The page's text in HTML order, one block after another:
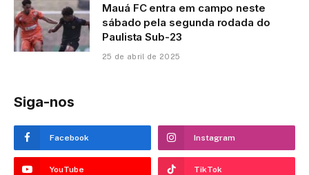
Mauá FC entra em campo neste
sábado pela segunda rodada do
Paulista Sub-23
25 de abril de 2025
Siga-nos
Facebook Instagram
YouTube TikTok